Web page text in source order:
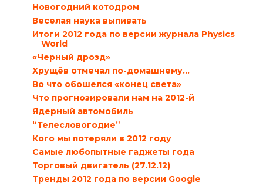
Новогодний котодром
Веселая наука выпивать
Итоги 2012 года по версии журнала Physics
World
«Черный дрозд»
Хрущёв отмечал по-домашнему…
Во что обошелся «конец света»
Что прогнозировали нам на 2012-й
Ядерный автомобиль
“Телесловогодие”
Кого мы потеряли в 2012 году
Самые любопытные гаджеты года
Торговый двигатель (27.12.12)
Тренды 2012 года по версии Google